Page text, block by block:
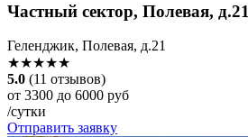
Частный сектор, Полевая, д.21
Геленджик, Полевая, д.21
★★★★★
5.0 (11 отзывов)
от 3300 до 6000 руб
/сутки
Отправить заявку